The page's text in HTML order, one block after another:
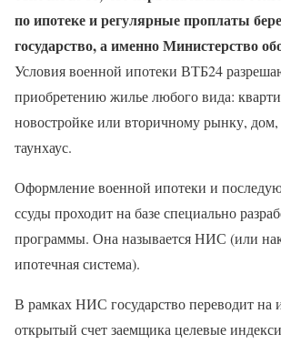
по ипотеке и регулярные проплаты
государство, а именно Министерство
Условия военной ипотеки ВТБ24
приобретению жилье любого вида:
новостройке или вторичному рынку, дом,
таунхаус.
Оформление военной ипотеки и
ссуды проходит на базе специально
программы. Она называется НИС (или
ипотечная система).
В рамках НИС государство переводит на
открытый счет заемщика целевые